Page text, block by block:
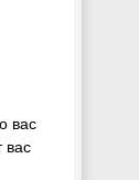
вас
вас